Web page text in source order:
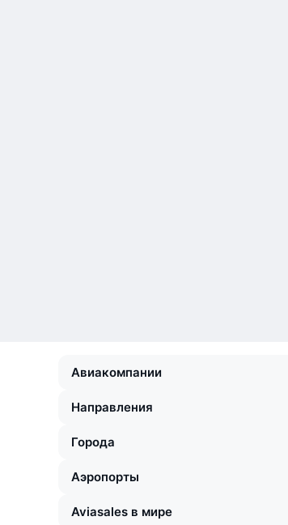
Авиакомпании
Направления
Города
Аэропорты
Aviasales в мире